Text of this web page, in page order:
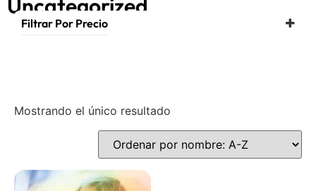
Uncategorized
Filtrar Por Precio
Mostrando el único resultado